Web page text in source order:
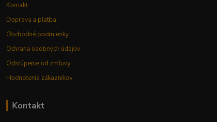
Kontakt
Doprava a platba
Obchodné podmienky
Ochrana osobných údajov
Odstúpenie od zmluvy
Hodnotenia zákazníkov
Kontakt